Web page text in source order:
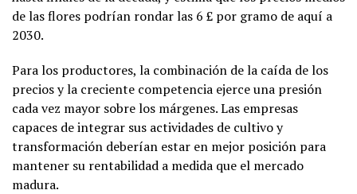
de las flores podrían rondar las 6 £ por gramo de aquí a
2030.
Para los productores, la combinación de la caída de los
precios y la creciente competencia ejerce una presión
cada vez mayor sobre los márgenes. Las empresas
capaces de integrar sus actividades de cultivo y
transformación deberían estar en mejor posición para
mantener su rentabilidad a medida que el mercado
madura.